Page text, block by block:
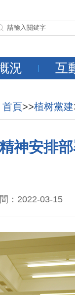
況 互
首頁>>植树黨建
神安排
2022-03-15